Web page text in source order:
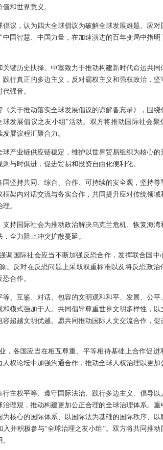
和世界意义。
议，认为四大全球倡议为破解全球发展难题、应对
国智慧、中国力量，在加速演进的百年变局中指明
键历史抉择。中塞致力于推动构建新时代命运共同
行真正的多边主义，反对霸权主义和强权政治，坚
强音。
关于推动落实全球发展倡议的谅解备忘录》，围绕
发展倡议之友小组”活动。双方将推动国际社会聚
展议程汇聚合力。
产业链供应链稳定，维护以世界贸易组织为核心的
与时俱进，促进贸易和投资自由化便利化。
坚持共同、综合、合作、可持续的安全观，坚持尊
架内对话交流与务实合作，共同提升应对传统领域
。
持国际社会为推动政治解决乌克兰危机、恢复海湾
全力阻止冲突扩散蔓延。
调国际社会应当不断加强反恐合作，发挥联合国中
。反对在反恐问题上采取双重标准以及将反恐政治
合作。
、互鉴、对话、包容的文明观和和平、发展、公平
模式强加于人。共同倡导尊重世界文明多样性，以
超越文明优越。愿共同推动国际人文交流合作，促
，各国应当在相互尊重、平等相待基础上合作促进
权论坛中加强沟通合作，推动全球人权治理以更加
主权平等、遵守国际法治、践行多边主义、倡导以
理观，推动构建更加公正合理的全球治理体系。重
核心的国际体系、以国际法为基础的国际秩序、以
并积极参与“全球治理之友小组”。双方将共同推动